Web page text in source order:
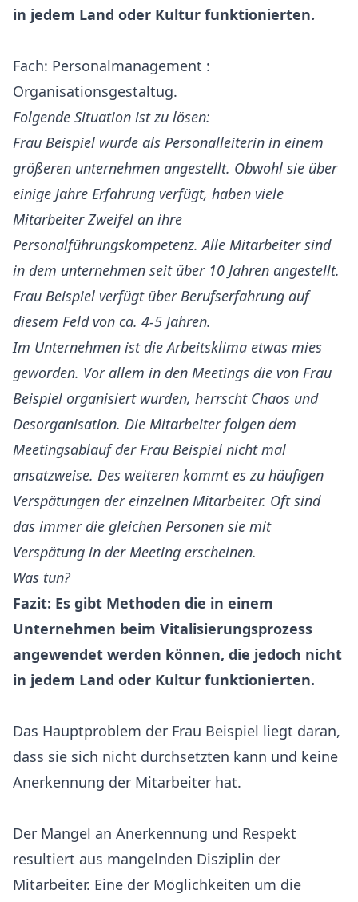
in jedem Land oder Kultur funktionierten.
Fach: Personalmanagement :
Organisationsgestaltug.
Folgende Situation ist zu lösen:
Frau Beispiel wurde als Personalleiterin in einem
größeren unternehmen angestellt. Obwohl sie über
einige Jahre Erfahrung verfügt, haben viele
Mitarbeiter Zweifel an ihre
Personalführungskompetenz. Alle Mitarbeiter sind
in dem unternehmen seit über 10 Jahren angestellt.
Frau Beispiel verfügt über Berufserfahrung auf
diesem Feld von ca. 4-5 Jahren.
Im Unternehmen ist die Arbeitsklima etwas mies
geworden. Vor allem in den Meetings die von Frau
Beispiel organisiert wurden, herrscht Chaos und
Desorganisation. Die Mitarbeiter folgen dem
Meetingsablauf der Frau Beispiel nicht mal
ansatzweise. Des weiteren kommt es zu häufigen
Verspätungen der einzelnen Mitarbeiter. Oft sind
das immer die gleichen Personen sie mit
Verspätung in der Meeting erscheinen.
Was tun?
Fazit: Es gibt Methoden die in einem
Unternehmen beim Vitalisierungsprozess
angewendet werden können, die jedoch nicht
in jedem Land oder Kultur funktionierten.
Das Hauptproblem der Frau Beispiel liegt daran,
dass sie sich nicht durchsetzten kann und keine
Anerkennung der Mitarbeiter hat.
Der Mangel an Anerkennung und Respekt
resultiert aus mangelnden Disziplin der
Mitarbeiter. Eine der Möglichkeiten um die